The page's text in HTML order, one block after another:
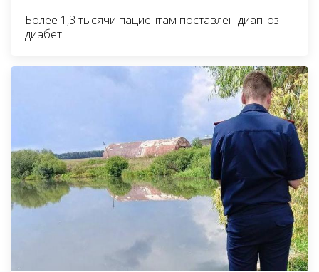
Более 1,3 тысячи пациентам поставлен диагноз
диабет